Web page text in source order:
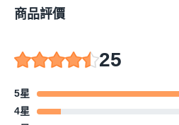
商品評價
25
5星
4星